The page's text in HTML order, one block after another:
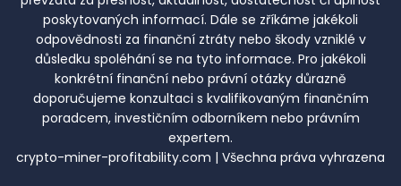
poskytovaných informací. Dále se zříkáme jakékoli
odpovědnosti za finanční ztráty nebo škody vzniklé v
důsledku spoléhání se na tyto informace. Pro jakékoli
konkrétní finanční nebo právní otázky důrazně
doporučujeme konzultaci s kvalifikovaným finančním
poradcem, investičním odborníkem nebo právním
expertem.
crypto-miner-profitability.com | Všechna práva vyhrazena